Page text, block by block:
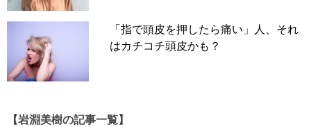
「指で頭皮を押したら痛い」人、それ
はカチコチ頭皮かも？
【岩淵美樹の記事一覧】